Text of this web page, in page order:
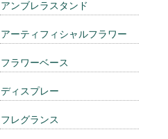
アンブレラスタンド
アーティフィシャルフラワー
フラワーベース
ディスプレー
フレグランス